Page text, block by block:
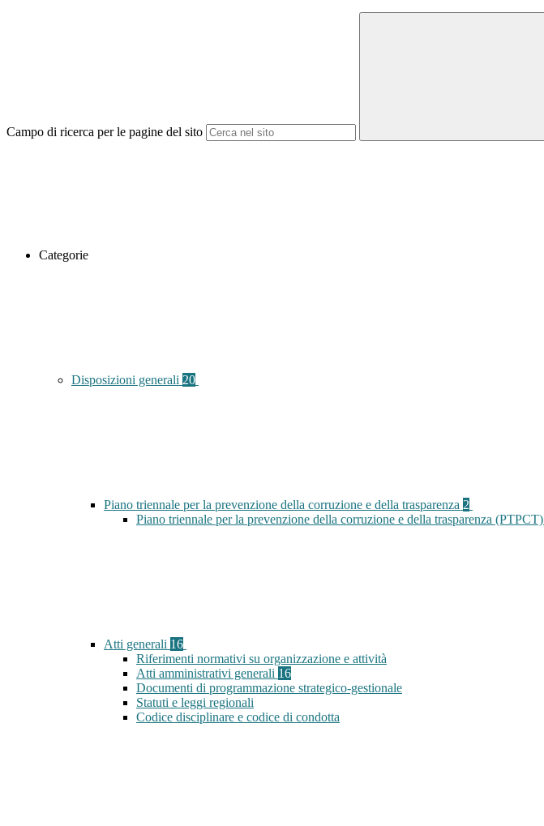
Campo di ricerca per le pagine del sito
Categorie
Disposizioni generali 20
Piano triennale per la prevenzione della corruzione e della trasparenza 2
Piano triennale per la prevenzione della corruzione e della trasparenza (PTPCT)
Atti generali 16
Riferimenti normativi su organizzazione e attività
Atti amministrativi generali 16
Documenti di programmazione strategico-gestionale
Statuti e leggi regionali
Codice disciplinare e codice di condotta